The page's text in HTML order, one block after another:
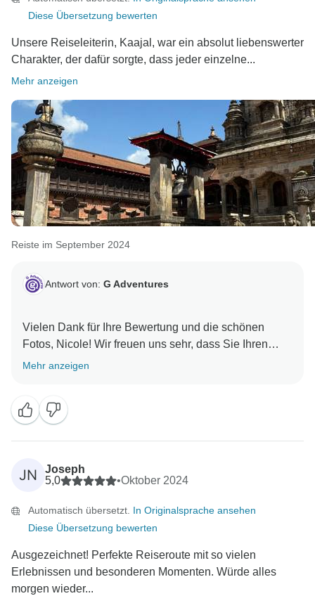
Diese Übersetzung bewerten
Unsere Reiseleiterin, Kaajal, war ein absolut liebenswerter
Charakter, der dafür sorgte, dass jeder einzelne...
Mehr anzeigen
Reiste im September 2024
Antwort von: G Adventures
Vielen Dank für Ihre Bewertung und die schönen
Fotos, Nicole! Wir freuen uns sehr, dass Sie Ihren
Aufenthalt bei uns genossen haben und hoffen, Sie in
Mehr anzeigen
JN
Joseph
5,0
•Oktober 2024
Automatisch übersetzt. In Originalsprache ansehen
Diese Übersetzung bewerten
Ausgezeichnet! Perfekte Reiseroute mit so vielen
Erlebnissen und besonderen Momenten. Würde alles
morgen wieder...